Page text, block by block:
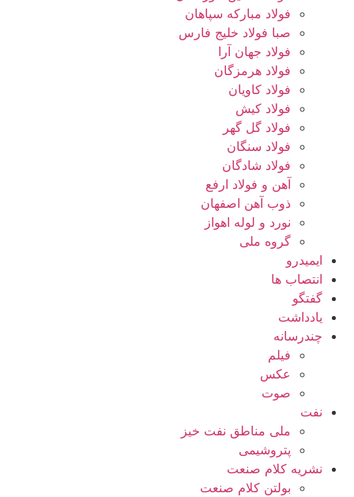
فولاد مبارکه سپاهان
صبا فولاد خلیج فارس
فولاد جهان آرا
فولاد هرمزگان
فولاد کاویان
فولاد کیش
فولاد گل گهر
فولاد سنگان
فولاد شادگان
آهن و فولاد ارفع
ذوب آهن اصفهان
نورد و لوله اهواز
گروه ملی
ایمیدرو
انتصاب ها
گفتگو
یادداشت
چندرسانه
فیلم
عکس
صوت
نفت
ملی مناطق نفت خیز
پتروشیمی
نشریه کلام صنعت
بولتن کلام صنعت